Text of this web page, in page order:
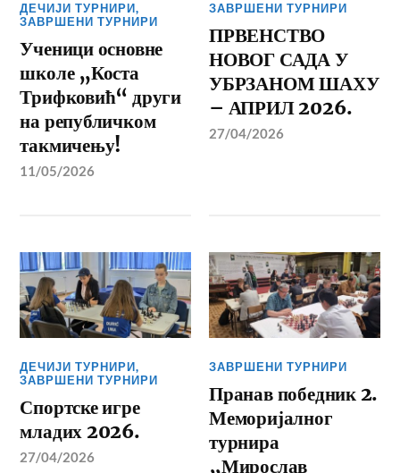
ДЕЧИЈИ ТУРНИРИ,
ЗАВРШЕНИ ТУРНИРИ
Ученици основне
школе „Коста
Трифковић“ други
на републичком
такмичењу!
11/05/2026
ЗАВРШЕНИ ТУРНИРИ
ПРВЕНСТВО
НОВОГ САДА У
УБРЗАНОМ ШАХУ
– АПРИЛ 2026.
27/04/2026
ДЕЧИЈИ ТУРНИРИ,
ЗАВРШЕНИ ТУРНИРИ
Спортске игре
младих 2026.
27/04/2026
ЗАВРШЕНИ ТУРНИРИ
Пранав победник 2.
Меморијалног
турнира
„Мирослав